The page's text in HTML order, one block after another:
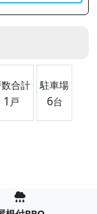
数合計
1 戸
駐車場
6台